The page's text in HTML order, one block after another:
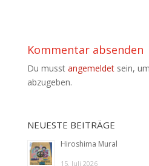
Kommentar absenden
Du musst angemeldetsein,
abzugeben.
NEUESTE BEITRÄGE
Hiroshima Mural
15. Juli 2026